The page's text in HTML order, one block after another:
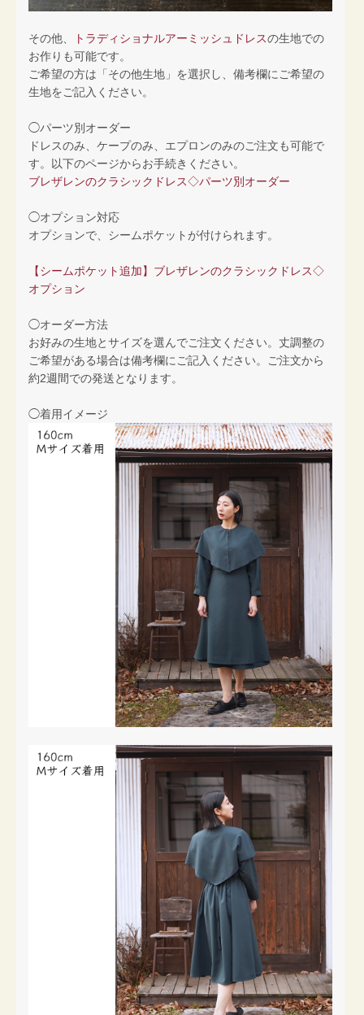
その他、 トラディショナルアーミッシュドレスの生地での
お作りも可能です。
ご希望の方は「その他生地」を選択し、備考欄にご希望の
生地をご記入ください。
◯パーツ別オーダー
ドレスのみ、ケープのみ、エプロンのみのご注文も可能で
す。以下のページからお手続きください。
ブレザレンのクラシックドレス◇パーツ別オーダー
◯オプション対応
オプションで、シームポケットが付けられます。
【シームポケット追加】ブレザレンのクラシックドレス◇
オプション
◯オーダー方法
お好みの生地とサイズを選んでご注文ください。丈調整の
ご希望がある場合は備考欄にご記入ください。ご注文から
約2週間での発送となります。
◯着用イメージ